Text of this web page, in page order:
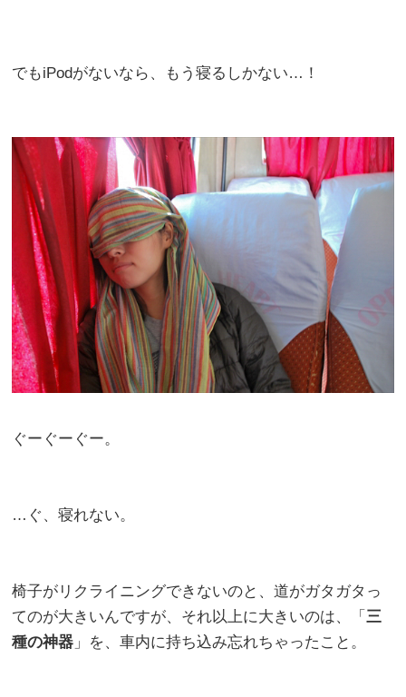
でもiPodがないなら、もう寝るしかない…！
ぐーぐーぐー。
…ぐ、寝れない。
椅子がリクライニングできないのと、道がガタガタっ
てのが大きいんですが、それ以上に大きいのは、「三
種の神器 」を、車内に持ち込み忘れちゃったこと。